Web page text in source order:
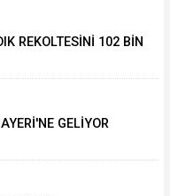
REKOLTESİNİ 102 BİN
GELİYOR